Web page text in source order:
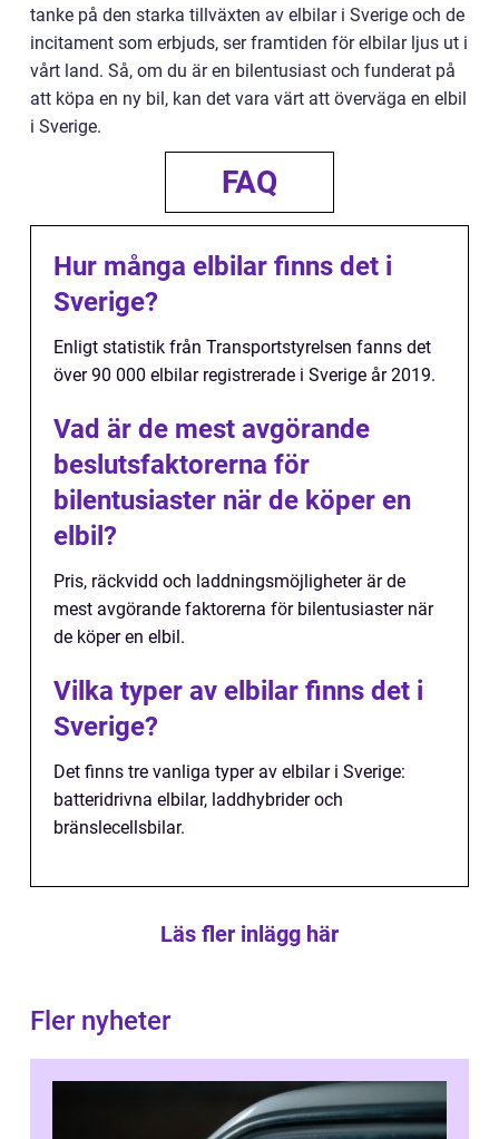
tanke på den starka tillväxten av elbilar i Sverige och de
incitament som erbjuds, ser framtiden för elbilar ljus ut i
vårt land. Så, om du är en bilentusiast och funderat på
att köpa en ny bil, kan det vara värt att överväga en elbil
i Sverige.
FAQ
Hur många elbilar finns det i
Sverige?
Enligt statistik från Transportstyrelsen fanns det
över 90 000 elbilar registrerade i Sverige år 2019.
Vad är de mest avgörande
beslutsfaktorerna för
bilentusiaster när de köper en
elbil?
Pris, räckvidd och laddningsmöjligheter är de
mest avgörande faktorerna för bilentusiaster när
de köper en elbil.
Vilka typer av elbilar finns det i
Sverige?
Det finns tre vanliga typer av elbilar i Sverige:
batteridrivna elbilar, laddhybrider och
bränslecellsbilar.
Läs fler inlägg här
Fler nyheter